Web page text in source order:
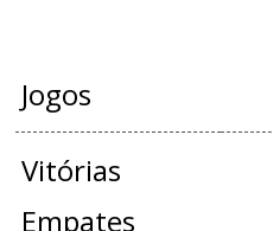
Jogos
Vitórias
Empates